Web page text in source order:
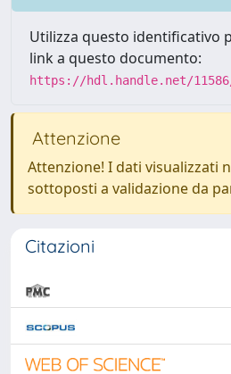
Utilizza questo identificativo
link a questo documento:
https://hdl.handle.net/
Attenzione
Attenzione! I dati visualizzati
sottoposti a validazione da
Citazioni